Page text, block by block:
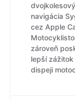
navigácia
cez Apple
zároveň
lepší
dispeji